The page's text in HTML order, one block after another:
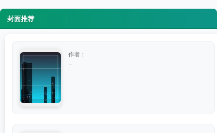
封面推荐
作者：